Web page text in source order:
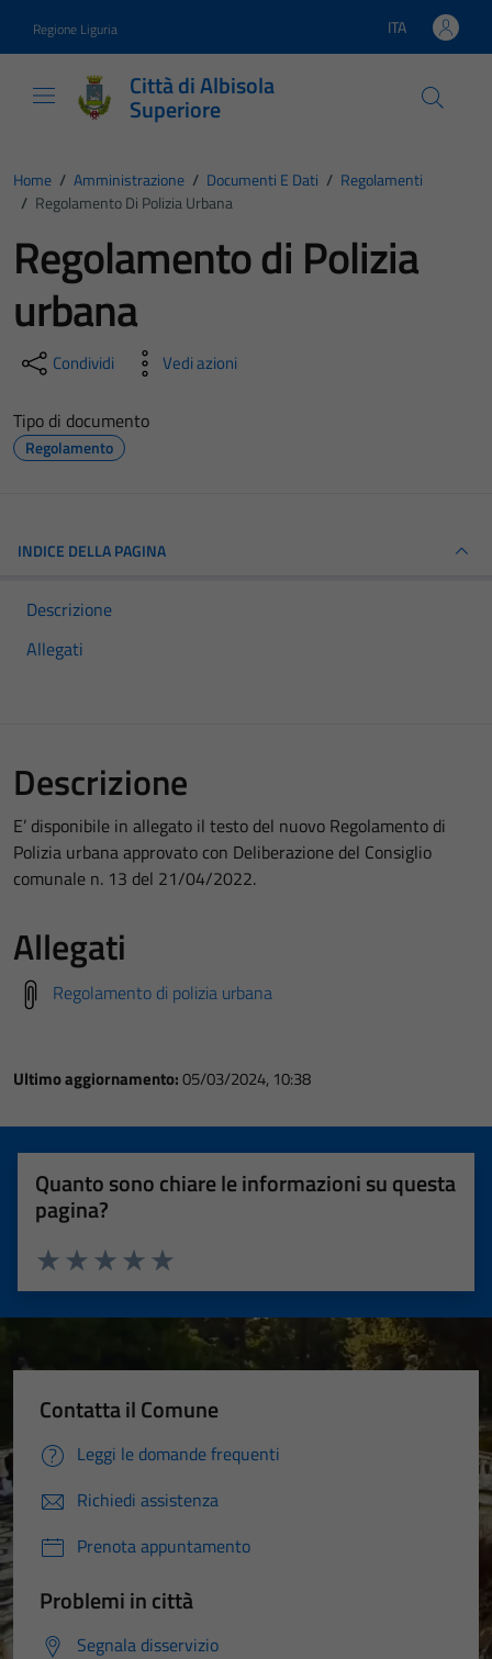
Regione Liguria Lingua attiva:
ITA
Città di Albisola
Superiore
Home / Amministrazione / Documenti E Dati / Regolamenti
/ Regolamento Di Polizia Urbana
Regolamento di Polizia
urbana
Condividi Vedi azioni
Tipo di documento
Regolamento
INDICE DELLA PAGINA
Descrizione
Allegati
Descrizione
E’ disponibile in allegato il testo del nuovo Regolamento di
Polizia urbana approvato con Deliberazione del Consiglio
comunale n. 13 del 21/04/2022.
Allegati
Regolamento di polizia urbana
Ultimo aggiornamento:05/03/2024, 10:38
Quanto sono chiare le informazioni su questa
pagina?
Valuta 5 stelle su 5
Valuta 4 stelle su 5
Valuta 3 stelle su 5
Valuta 2 stelle su 5
Valuta 1 stelle su 5
Contatta il Comune
Leggi le domande frequenti
Richiedi assistenza
Prenota appuntamento
Problemi in città
Segnala disservizio